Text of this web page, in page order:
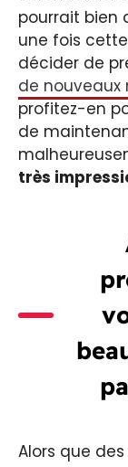
pourrait bien
une fois
décider de
de nouveaux
profitez-en
de
très
Alors que